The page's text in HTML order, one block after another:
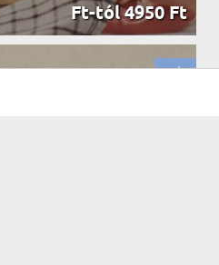
Ft-tól 4950 Ft